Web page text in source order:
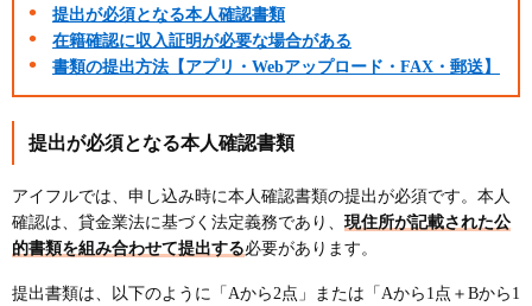
提出が必須となる本人確認書類
在籍確認に収入証明が必要な場合がある
書類の提出方法【アプリ・Webアップロード・FAX・郵送】
提出が必須となる本人確認書類
アイフルでは、申し込み時に本人確認書類の提出が必須です。本人
確認は、貸金業法に基づく法定義務であり、 現住所が記載された公
的書類を組み合わせて提出する必要があります。
提出書類は、以下のように「Aから2点」または「Aから1点＋Bから1